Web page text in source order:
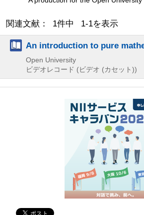
関連文献： 1件中 1-1を表示
An introduction to pure
Open University
ビデオレコード (ビデオ (カセット))